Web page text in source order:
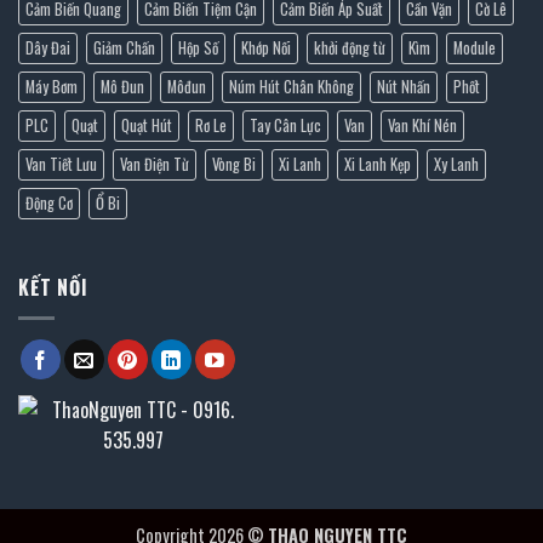
Cảm Biến Quang
Cảm Biến Tiệm Cận Cảm Biến Áp Suất Cần Vặn
Cờ Lê
Dây Đai
Giảm Chấn Hộp Số Khớp Nối khởi động từ Kìm
Module
Máy Bơm
Mô Đun Môđun Núm Hút Chân Không Nút Nhấn
Phốt
PLC
Quạt Quạt Hút Rơ Le Tay Cân Lực Van
Van Khí Nén
Van Tiết Lưu
Van Điện Từ Vòng Bi Xi Lanh Xi Lanh Kẹp
Xy Lanh
Động Cơ
Ổ Bi
KẾT NỐI
Copyright 2026 © THAO NGUYEN TTC